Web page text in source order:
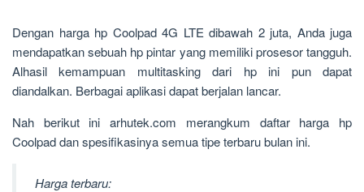
Dengan harga hp Coolpad 4G LTE dibawah 2 juta, Anda juga
mendapatkan sebuah hp pintar yang memiliki prosesor tangguh.
Alhasil kemampuan multitasking dari hp ini pun dapat
diandalkan. Berbagai aplikasi dapat berjalan lancar.
Nah berikut ini arhutek.com merangkum daftar harga hp
Coolpad dan spesifikasinya semua tipe terbaru bulan ini.
Harga terbaru: